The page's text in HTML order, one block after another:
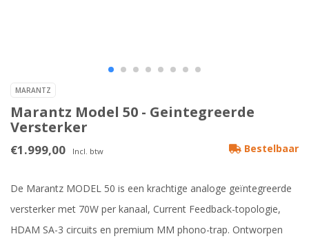
MARANTZ
Marantz Model 50 - Geintegreerde
Versterker
€1.999,00 Incl. btw Bestelbaar
De Marantz MODEL 50 is een krachtige analoge geïntegreerde
versterker met 70W per kanaal, Current Feedback-topologie,
HDAM SA-3 circuits en premium MM phono-trap. Ontworpen